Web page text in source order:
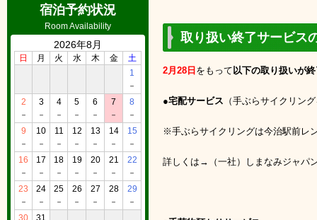
宿泊予約状況
Room Availability
2026年8月
日 月 火 水 木 金
土
1
－
2
－
3
－
4
－
5
－
6
－
7
－
8
－
9
－
10
－
11
－
12
－
13
－
14
－
15
－
16
－
17
－
18
－
19
－
20
－
21
－
22
－
23
－
24
－
25
－
26
－
27
－
28
－
29
－
30 31
取り扱い終了サービス
2月28日 をもって以下の取り扱いが
●宅配サービス （手ぶらサイクリン
※手ぶらサイクリングは今治駅前レ
詳しくは→（一社）しまなみジャパ